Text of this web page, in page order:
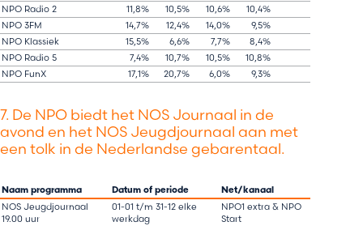
NPO Radio 2​​
11,8%​​ 10,5%​​ 10,6%​​ 10,4%​​
NPO 3FM​​
14,7%​​ 12,4%​​ 14,0%​​ 9,5%​​
NPO Klassiek​​
15,5%​​ 6,6%​​ 7,7%​​ 8,4%​​
NPO Radio 5​​
7,4%​​ 10,7%​​ 10,5%​​ 10,8%​​
NPO FunX​​
17,1%​​ 20,7%​​ 6,0%​​ 9,3%​​
7. De NPO biedt het NOS Journaal in de
avond en het NOS Jeugdjournaal aan met
een tolk in de Nederlandse gebarentaal.
Naam programma Datum of periode
Net/kanaal
NOS Jeugdjournaal
19.00 uur
01-01 t/m 31-12 elke
werkdag
NPO1 extra & NPO
Start